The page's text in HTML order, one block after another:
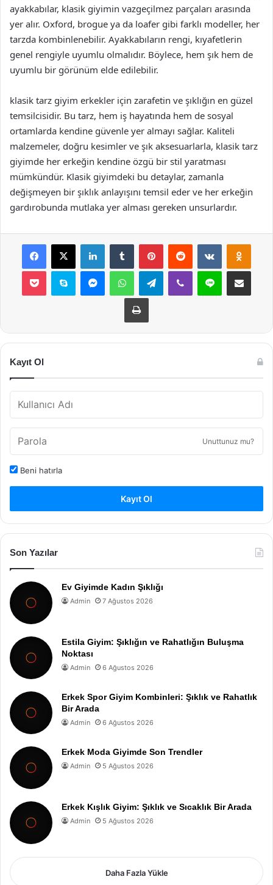
ayakkabılar, klasik giyimin vazgeçilmez parçaları arasında
yer alır. Oxford, brogue ya da loafer gibi farklı modeller, her
tarzda kombinlenebilir. Ayakkabıların rengi, kıyafetlerin
genel rengiyle uyumlu olmalıdır. Böylece, hem şık hem de
uyumlu bir görünüm elde edilebilir.
klasik tarz giyim erkekler için zarafetin ve şıklığın en güzel
temsilcisidir. Bu tarz, hem iş hayatında hem de sosyal
ortamlarda kendine güvenle yer almayı sağlar. Kaliteli
malzemeler, doğru kesimler ve şık aksesuarlarla, klasik tarz
giyimde her erkeğin kendine özgü bir stil yaratması
mümkündür. Klasik giyimdeki bu detaylar, zamanla
değişmeyen bir şıklık anlayışını temsil eder ve her erkeğin
gardırobunda mutlaka yer alması gereken unsurlardır.
Facebook
X LinkedInTumblr PinterestReddit VKontakte
Pocket Skype MessengerWhatsAppTelegramViber Line E-Posta ile
Yazdır
Kayıt Ol
Unuttunuz mu?
Beni hatırla
Kayıt Ol
Son Yazılar
Ev Giyimde Kadın Şıklığı
Admin 7 Ağustos 2026
Estila Giyim: Şıklığın ve Rahatlığın Buluşma
Noktası
Admin 6 Ağustos 2026
Erkek Spor Giyim Kombinleri: Şıklık ve Rahatlık
Bir Arada
Admin 6 Ağustos 2026
Erkek Moda Giyimde Son Trendler
Admin 5 Ağustos 2026
Erkek Kışlık Giyim: Şıklık ve Sıcaklık Bir Arada
Admin 5 Ağustos 2026
Daha Fazla Yükle